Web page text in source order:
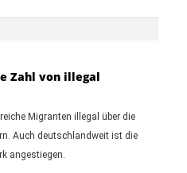
Zahl von illegal
Migranten illegal über die
Auch deutschlandweit ist die
angestiegen.